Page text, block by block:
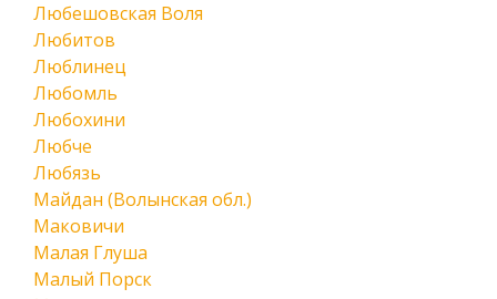
Любешовская Воля
Любитов
Люблинец
Любомль
Любохини
Любче
Любязь
Майдан (Волынская обл.)
Маковичи
Малая Глуша
Малый Порск